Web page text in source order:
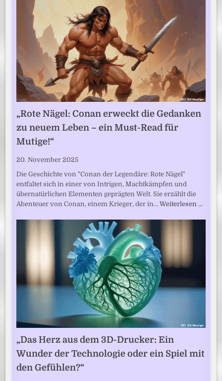
„Rote Nägel: Conan erweckt die Gedanken
zu neuem Leben – ein Must-Read für
Mutige!“
20. November 2025
Die Geschichte von "Conan der Legendäre: Rote Nägel"
entfaltet sich in einer von Intrigen, Machtkämpfen und
übernatürlichen Elementen geprägten Welt. Sie erzählt die
Abenteuer von Conan, einem Krieger, der in…Weiterlesen …
„Das Herz aus dem 3D-Drucker: Ein
Wunder der Technologie oder ein Spiel mit
den Gefühlen?“